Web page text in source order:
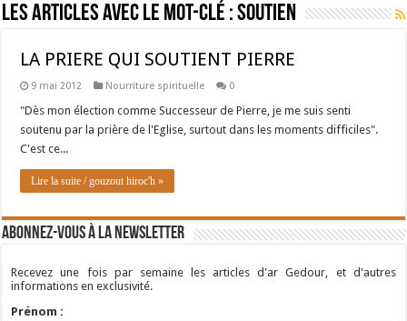
Les articles avec le mot-clé :soutien
LA PRIERE QUI SOUTIENT PIERRE
9 mai 2012 Nourriture spirituelle 0
"Dès mon élection comme Successeur de Pierre, je me suis senti
soutenu par la prière de l'Eglise, surtout dans les moments difficiles".
C'est ce...
Lire la suite / gouzout hiroc'h »
Abonnez-vous à la newsletter
Recevez une fois par semaine les articles d'ar Gedour, et d'autres
informations en exclusivité.
Prénom :